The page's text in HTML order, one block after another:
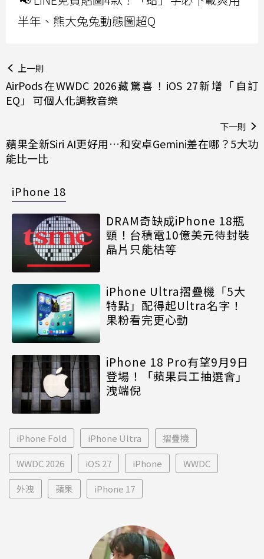
半年、熊大兔兔動態圖超Q
上一則
AirPods在WWDC 2026藏驚喜！iOS 27新增「自訂
EQ」 可個人化調教音樂
下一則
蘋果全新Siri AI更好用…和安卓Gemini差在哪？5大功
能比一比
iPhone 18
DRAM奇缺成iPhone 18瓶
頸！台積電10億美元待封裝
晶片只能枯等
iPhone Ultra摺疊機「5大
特點」配得起Ultra名字！
果粉看完更心動
iPhone 18 Pro有望9月9日
登場！「蘋果員工抽選會」
洩端倪
iPhone Fold iPhone Ultra 摺疊機
WWDC 2026 iOS 27 iPhone WWDC
外洩 蘋果 iPhone 17